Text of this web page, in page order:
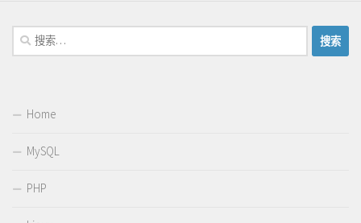
搜
索：
Home
MySQL
PHP